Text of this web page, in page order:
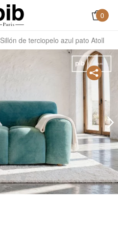
0
Sillón de terciopelo azul pato Atoll